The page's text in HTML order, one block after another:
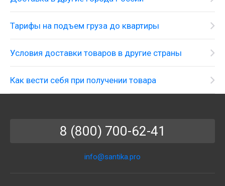
Смеситель-термостат с душевым
гарнитуром, верхним и боковыми душами
Тарифы на подъем груза до квартиры
Условия доставки товаров в другие страны
Как вести себя при получении товара
8 (800) 700-62-41
info@santika.pro